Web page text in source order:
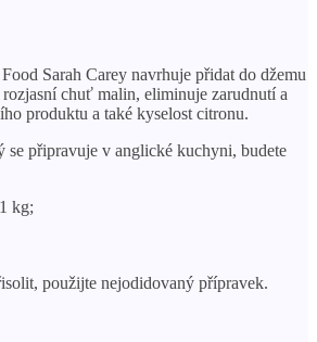
Sarah Carey navrhuje přidat do džemu
chuť malin, eliminuje zarudnutí a
produktu a také kyselost citronu.
se připravuje v anglické kuchyni, budete
kg;
použijte nejodidovaný přípravek.